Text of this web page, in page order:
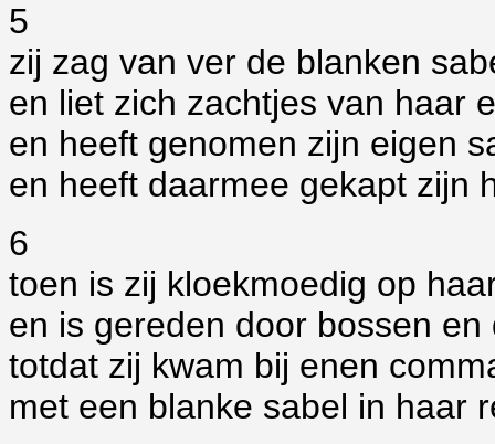
5
zij zag van ver de blanken
en liet zich zachtjes van haar
en heeft genomen zijn eigen
en heeft daarmee gekapt zijn
6
toen is zij kloekmoedig op
en is gereden door bossen en
totdat zij kwam bij enen
met een blanke sabel in haar